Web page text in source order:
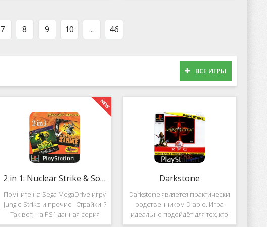
персонажами в
7 8 9 10 ... 46
ВСЕ ИГРЫ
2 in 1: Nuclear Strike & Soviet Strike
Помните на Sega MegaDrive игру
Jungle Strike и прочие "Страйки"?
Так вот, на PS1 данная серия
продолжила своё
Darkstone
Darkstone является практически
родственником Diablo. Игра
идеально подойдёт для тех, кто
ищет альтернативу последнему.